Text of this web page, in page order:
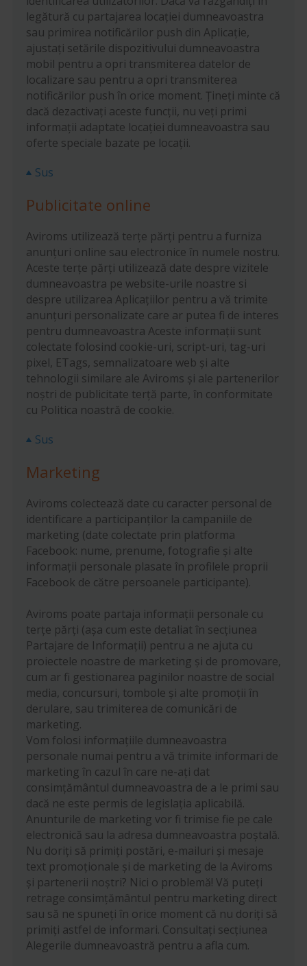
legătură cu partajarea locației dumneavoastra
sau primirea notificărilor push din Aplicație,
ajustați setările dispozitivului dumneavoastra
mobil pentru a opri transmiterea datelor de
localizare sau pentru a opri transmiterea
notificărilor push în orice moment. Țineți minte că
dacă dezactivați aceste funcții, nu veți primi
informații adaptate locației dumneavoastra sau
oferte speciale bazate pe locații.
Sus
Publicitate online
Aviroms utilizează terțe părți pentru a furniza
anunțuri online sau electronice în numele nostru.
Aceste terțe părți utilizează date despre vizitele
dumneavoastra pe website-urile noastre si
despre utilizarea Aplicațiilor pentru a vă trimite
anunțuri personalizate care ar putea fi de interes
pentru dumneavoastra Aceste informații sunt
colectate folosind cookie-uri, script-uri, tag-uri
pixel, ETags, semnalizatoare web și alte
tehnologii similare ale Aviroms și ale partenerilor
noștri de publicitate terță parte, în conformitate
cu Politica noastră de cookie.
Sus
Marketing
Aviroms colectează date cu caracter personal de
identificare a participanților la campaniile de
marketing (date colectate prin platforma
Facebook: nume, prenume, fotografie și alte
informații personale plasate în profilele proprii
Facebook de către persoanele participante).
Aviroms poate partaja informații personale cu
terțe părți (așa cum este detaliat în secțiunea
Partajare de Informații) pentru a ne ajuta cu
proiectele noastre de marketing și de promovare,
cum ar fi gestionarea paginilor noastre de social
media, concursuri, tombole și alte promoții în
derulare, sau trimiterea de comunicări de
marketing.
Vom folosi informațiile dumneavoastra
personale numai pentru a vă trimite informari de
marketing în cazul în care ne-ați dat
consimțământul dumneavoastra de a le primi sau
dacă ne este permis de legislația aplicabilă.
Anunturile de marketing vor fi trimise fie pe cale
electronică sau la adresa dumneavoastra poștală.
Nu doriți să primiți postări, e-mailuri și mesaje
text promoționale și de marketing de la Aviroms
și partenerii noștri? Nici o problemă! Vă puteți
retrage consimțământul pentru marketing direct
sau să ne spuneți în orice moment că nu doriți să
primiți astfel de informari. Consultați secțiunea
Alegerile dumneavoastră pentru a afla cum.